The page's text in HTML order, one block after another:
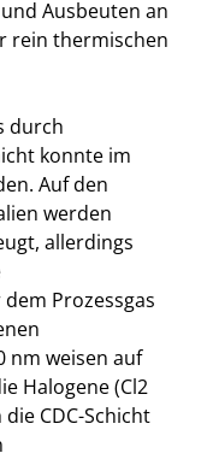
Ausbeuten an
rein thermischen
durch
konnte im
Auf den
werden
allerdings
Prozessgas
nm weisen auf
Halogene (Cl2
CDC-Schicht